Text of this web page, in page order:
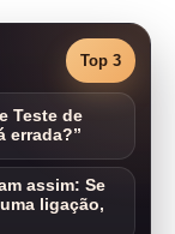
Top 3
Teste de
errada?”
assim: Se
ligação,